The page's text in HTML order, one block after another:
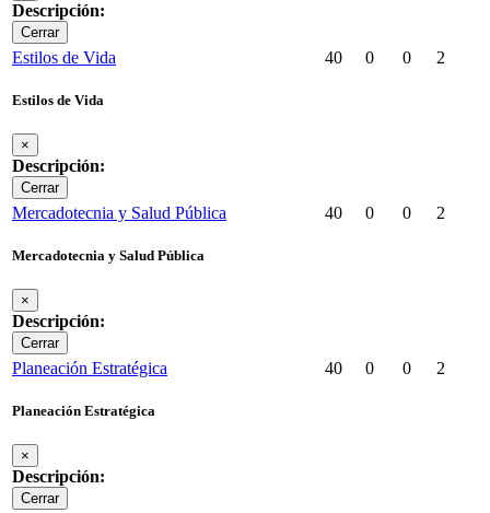
Descripción:
Cerrar
Estilos de Vida
Estilos de Vida
×
Descripción:
Cerrar
40 0 0 2
Mercadotecnia y Salud Pública
Mercadotecnia y Salud Pública
×
Descripción:
Cerrar
40 0 0 2
Planeación Estratégica
Planeación Estratégica
×
Descripción:
Cerrar
40 0 0 2